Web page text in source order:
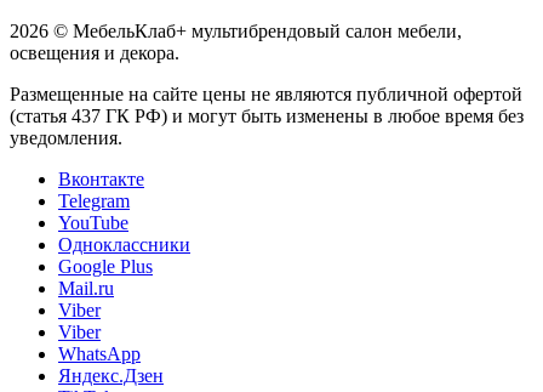
2026 © МебельКлаб+ мультибрендовый салон мебели,
освещения и декора.
Размещенные на сайте цены не являются публичной офертой
(статья 437 ГК РФ) и могут быть изменены в любое время без
уведомления.
Вконтакте
Telegram
YouTube
Одноклассники
Google Plus
Mail.ru
Viber
Viber
WhatsApp
Яндекс.Дзен